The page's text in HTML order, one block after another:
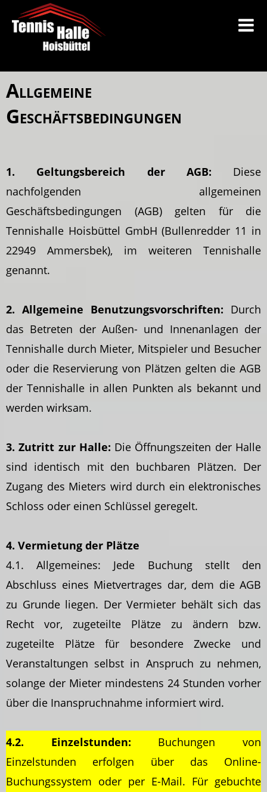
Allgemeine
Geschäftsbedingungen
1. Geltungsbereich der AGB: Diese
nachfolgenden allgemeinen
Geschäftsbedingungen (AGB) gelten für die
Tennishalle Hoisbüttel GmbH (Bullenredder 11 in
22949 Ammersbek), im weiteren Tennishalle
genannt.
2. Allgemeine Benutzungsvorschriften: Durch
das Betreten der Außen- und Innenanlagen der
Tennishalle durch Mieter, Mitspieler und Besucher
oder die Reservierung von Plätzen gelten die AGB
der Tennishalle in allen Punkten als bekannt und
werden wirksam.
3. Zutritt zur Halle: Die Öffnungszeiten der Halle
sind identisch mit den buchbaren Plätzen. Der
Zugang des Mieters wird durch ein elektronisches
Schloss oder einen Schlüssel geregelt.
4. Vermietung der Plätze
4.1. Allgemeines: Jede Buchung stellt den
Abschluss eines Mietvertrages dar, dem die AGB
zu Grunde liegen. Der Vermieter behält sich das
Recht vor, zugeteilte Plätze zu ändern bzw.
zugeteilte Plätze für besondere Zwecke und
Veranstaltungen selbst in Anspruch zu nehmen,
solange der Mieter mindestens 24 Stunden vorher
über die Inanspruchnahme informiert wird.
4.2. Einzelstunden: Buchungen von
Einzelstunden erfolgen über das Online-
Buchungssystem oder per E-Mail. Für gebuchte